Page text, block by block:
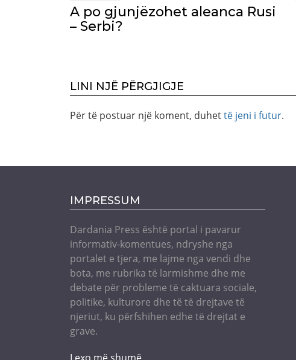
A po gjunjëzohet aleanca Rusi
– Serbi?
LINI NJË PËRGJIGJE
Për të postuar një koment, duhettë jeni i futur.
IMPRESSUM
Dardania Press është portal i pavarur
informativ-komentues, ndryshe nga
portalet e tjera, me lajme nga vendi dhe
bota, me rubrika të larmishme dhe me
debate për probleme të caktuara sociale,
politike, kulturore dhe të të drejtave të
njeriut, ku përfshihen edhe të drejtat e
grave.